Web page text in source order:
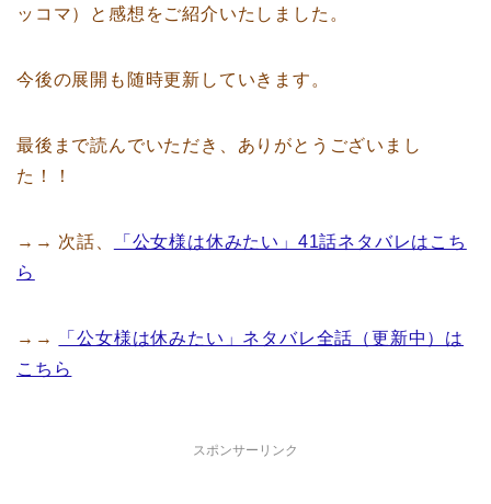
ッコマ）と感想をご紹介いたしました。
今後の展開も随時更新していきます。
最後まで読んでいただき、ありがとうございまし
た！！
→→ 次話、
「公女様は休みたい」41話ネタバレはこち
ら
→→
「公女様は休みたい」ネタバレ全話（更新中）は
こちら
スポンサーリンク